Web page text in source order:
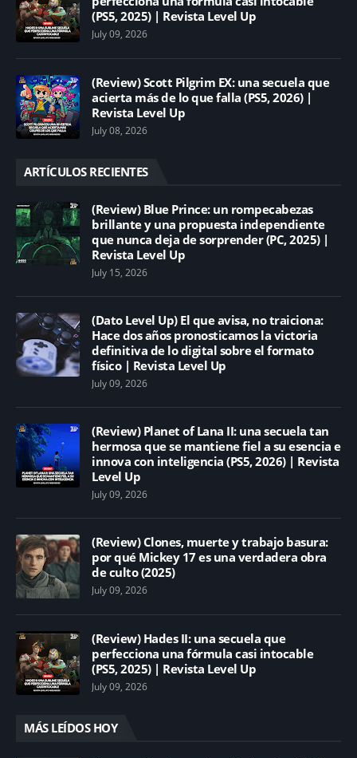
(PS5, 2025) | Revista Level Up
July 09, 2026
(Review) Scott Pilgrim EX: una secuela que
acierta más de lo que falla (PS5, 2026) |
Revista Level Up
July 08, 2026
ARTÍCULOS RECIENTES
(Review) Blue Prince: un rompecabezas
brillante y una propuesta independiente
que nunca deja de sorprender (PC, 2025) |
Revista Level Up
July 15, 2026
(Dato Level Up) El que avisa, no traiciona:
Hace dos años pronosticamos la victoria
definitiva de lo digital sobre el formato
físico | Revista Level Up
July 09, 2026
(Review) Planet of Lana II: una secuela tan
hermosa que se mantiene fiel a su esencia e
innova con inteligencia (PS5, 2026) | Revista
Level Up
July 09, 2026
(Review) Clones, muerte y trabajo basura:
por qué Mickey 17 es una verdadera obra
de culto (2025)
July 09, 2026
(Review) Hades II: una secuela que
perfecciona una fórmula casi intocable
(PS5, 2025) | Revista Level Up
July 09, 2026
MÁS LEÍDOS HOY